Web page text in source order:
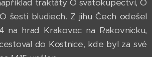
traktáty O svatokupectví, O
šesti bludiech. Z jihu Čech odešel
na hrad Krakovec na Rakovnicku,
do Kostnice, kde byl za své